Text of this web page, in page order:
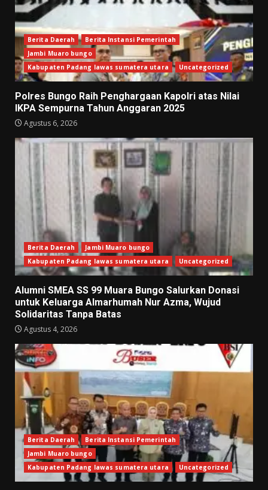
Berita Daerah
Berita Instansi Pemerintah
Jambi Muaro bungo
Kabupaten Padang lawas sumatera utara
Uncategorized
Polres Bungo Raih Penghargaan Kapolri atas Nilai
IKPA Sempurna Tahun Anggaran 2025
Agustus 6, 2026
Berita Daerah
Jambi Muaro bungo
Kabupaten Padang lawas sumatera utara
Uncategorized
Alumni SMEA SS 99 Muara Bungo Salurkan Donasi
untuk Keluarga Almarhumah Nur Azma, Wujud
Solidaritas Tanpa Batas
Agustus 4, 2026
Berita Daerah
Berita Instansi Pemerintah
Jambi Muaro bungo
Kabupaten Padang lawas sumatera utara
Uncategorized